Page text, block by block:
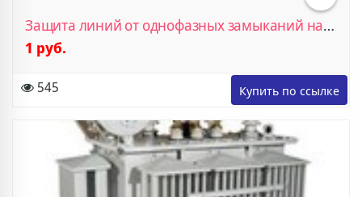
Защита линий от однофазных замыканий на землю
1 руб.
545